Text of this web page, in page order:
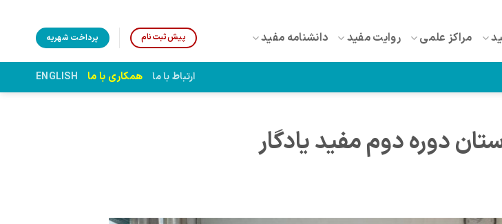
مراکز علمی روایت مفید دانشنامه مفید پیش‌ثبت‌نام پرداخت شهریه
ارتباط با ما همکاری با ما ENGLISH
دوره دوم مفید یادگار